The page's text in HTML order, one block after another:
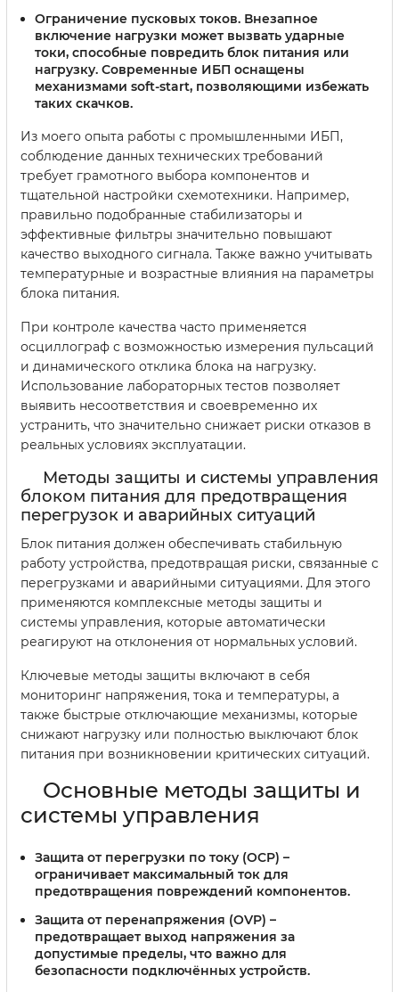
Ограничение пусковых токов. Внезапное
включение нагрузки может вызвать ударные
токи, способные повредить блок питания или
нагрузку. Современные ИБП оснащены
механизмами soft-start, позволяющими избежать
таких скачков.
Из моего опыта работы с промышленными ИБП,
соблюдение данных технических требований
требует грамотного выбора компонентов и
тщательной настройки схемотехники. Например,
правильно подобранные стабилизаторы и
эффективные фильтры значительно повышают
качество выходного сигнала. Также важно учитывать
температурные и возрастные влияния на параметры
блока питания.
При контроле качества часто применяется
осциллограф с возможностью измерения пульсаций
и динамического отклика блока на нагрузку.
Использование лабораторных тестов позволяет
выявить несоответствия и своевременно их
устранить, что значительно снижает риски отказов в
реальных условиях эксплуатации.
Методы защиты и системы управления
блоком питания для предотвращения
перегрузок и аварийных ситуаций
Блок питания должен обеспечивать стабильную
работу устройства, предотвращая риски, связанные с
перегрузками и аварийными ситуациями. Для этого
применяются комплексные методы защиты и
системы управления, которые автоматически
реагируют на отклонения от нормальных условий.
Ключевые методы защиты включают в себя
мониторинг напряжения, тока и температуры, а
также быстрые отключающие механизмы, которые
снижают нагрузку или полностью выключают блок
питания при возникновении критических ситуаций.
Основные методы защиты и
системы управления
Защита от перегрузки по току (OCP) –
ограничивает максимальный ток для
предотвращения повреждений компонентов.
Защита от перенапряжения (OVP) –
предотвращает выход напряжения за
допустимые пределы, что важно для
безопасности подключённых устройств.